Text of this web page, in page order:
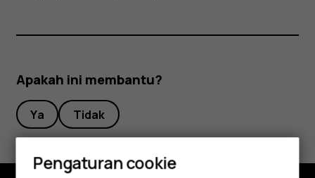
Apakah ini membantu?
Ya Tidak
Pengaturan cookie